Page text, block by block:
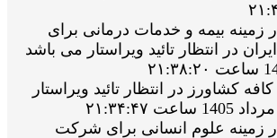
زمینه بیمه و خدمات درمانی برای
در انتظار تائید ویراستار می باشد
کشاورز در انتظار تائید ویراستار
زمینه علوم انسانی برای شرکت